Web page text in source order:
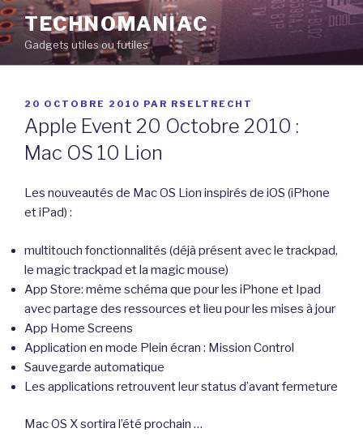
Aller
au
contenu
principal
TECHNOMANIAC
Gadgets utiles ou futiles
PUBLIÉ
LE
20 OCTOBRE 2010 PAR RSELTRECHT
Apple Event 20 Octobre 2010 :
Mac OS 10 Lion
Les nouveautés de Mac OS Lion inspirés de iOS (iPhone
et iPad) :
multitouch fonctionnalités (déjà présent avec le trackpad,
le magic trackpad et la magic mouse)
App Store: même schéma que pour les iPhone et Ipad
avec partage des ressources et lieu pour les mises à jour
App Home Screens
Application en mode Plein écran : Mission Control
Sauvegarde automatique
Les applications retrouvent leur status d’avant fermeture
Mac OS X sortira l’été prochain …